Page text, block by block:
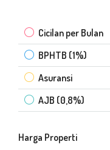
Cicilan per Bulan
BPHTB (1%)
Asuransi
AJB (0,8%)
Harga Properti